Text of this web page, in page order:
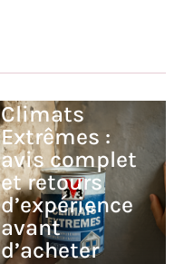
Climats
Extrêmes :
avis complet
et retours
d’expérience
avant
d’acheter